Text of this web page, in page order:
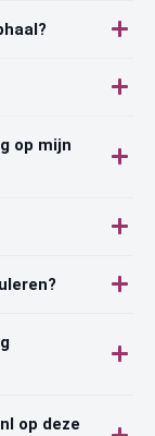
op mijn
op deze